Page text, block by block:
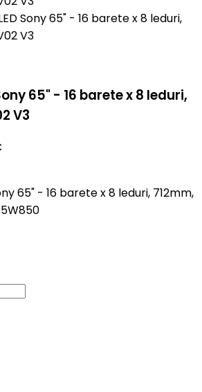
65" - 16 barete x 8 leduri,
V3
65" - 16 barete x 8 leduri, 712mm,